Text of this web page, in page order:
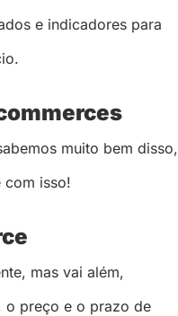
e indicadores para
muito bem disso,
com isso!
mas vai além,
o preço e o prazo de